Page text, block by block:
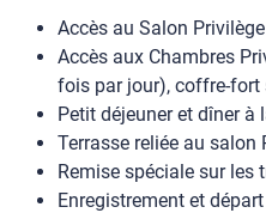
Accès au Salon
Accès aux Chambres
fois par jour), coffre-fort
Petit déjeuner et dîner à
Terrasse reliée au
Remise spéciale sur les
Enregistrement et